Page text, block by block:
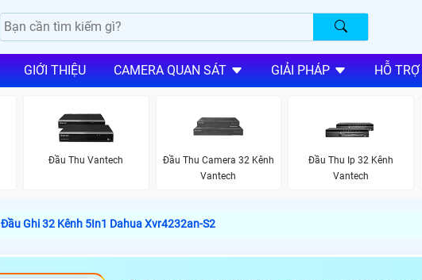
GIỚI THIỆU CAMERA QUAN SÁT GIẢI PHÁP HỖ TRỢ
Đầu Thu Vantech
Đầu Thu Camera 32 Kênh
Vantech
Đầu Thu Ip 32 Kênh
Vantech
Đầu Ghi 32 Kênh 5In1 Dahua Xvr4232an-S2